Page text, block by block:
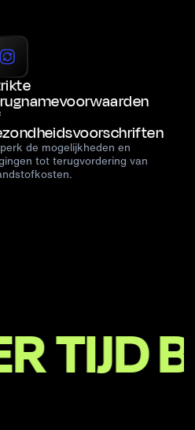
de mogelijkheden en
tot terugvordering van